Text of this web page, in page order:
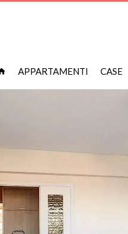
APPARTAMENTI CASE